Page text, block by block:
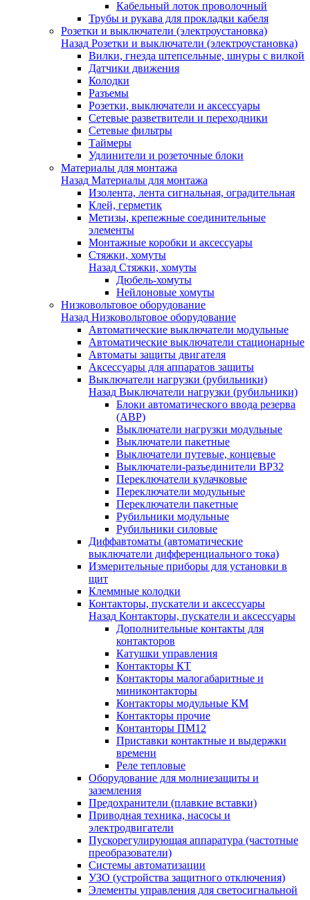
Кабельный лоток проволочный
Трубы и рукава для прокладки кабеля
Розетки и выключатели (электроустановка)
Назад Розетки и выключатели (электроустановка)
Вилки, гнезда штепсельные, шнуры с вилкой
Датчики движения
Колодки
Разъемы
Розетки, выключатели и аксессуары
Сетевые разветвители и переходники
Сетевые фильтры
Таймеры
Удлинители и розеточные блоки
Материалы для монтажа
Назад Материалы для монтажа
Изолента, лента сигнальная, оградительная
Клей, герметик
Метизы, крепежные соединительные
элементы
Монтажные коробки и аксессуары
Стяжки, хомуты
Назад Стяжки, хомуты
Дюбель-хомуты
Нейлоновые хомуты
Низковольтовое оборудование
Назад Низковольтовое оборудование
Автоматические выключатели модульные
Автоматические выключатели стационарные
Автоматы защиты двигателя
Аксессуары для аппаратов защиты
Выключатели нагрузки (рубильники)
Назад Выключатели нагрузки (рубильники)
Блоки автоматического ввода резерва
(АВР)
Выключатели нагрузки модульные
Выключатели пакетные
Выключатели путевые, концевые
Выключатели-разъединители ВР32
Переключатели кулачковые
Переключатели модульные
Переключатели пакетные
Рубильники модульные
Рубильники силовые
Диффавтоматы (автоматические
выключатели дифференциального тока)
Измерительные приборы для установки в
щит
Клеммные колодки
Контакторы, пускатели и аксессуары
Назад Контакторы, пускатели и аксессуары
Дополнительные контакты для
контакторов
Катушки управления
Контакторы КТ
Контакторы малогабаритные и
миниконтакторы
Контакторы модульные КМ
Контакторы прочие
Контанторы ПМ12
Приставки контактные и выдержки
времени
Реле тепловые
Оборудование для молниезащиты и
заземления
Предохранители (плавкие вставки)
Приводная техника, насосы и
электродвигатели
Пускорегулирующая аппаратура (частотные
преобразователи)
Системы автоматизации
УЗО (устройства защитного отключения)
Элементы управления для светосигнальной